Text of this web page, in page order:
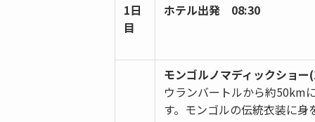
1日
目
ホテル出発 08:30
モンゴルノマディックショー
ウランバートルから約50km
す。モンゴルの伝統衣装に